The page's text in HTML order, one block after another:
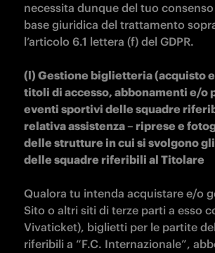
necessita dunque del tuo consenso
base giuridica del trattamento
l’articolo 6.1 lettera (f) del GDPR.
(l) Gestione biglietteria (acquisto
titoli di accesso, abbonamenti e/o
eventi sportivi delle squadre
relativa assistenza – riprese e
delle strutture in cui si svolgono
delle squadre riferibili al Titolare
Qualora tu intenda acquistare e/o
Sito o altri siti di terze parti a esso
Vivaticket), biglietti per le partite
riferibili a “F.C. Internazionale”,